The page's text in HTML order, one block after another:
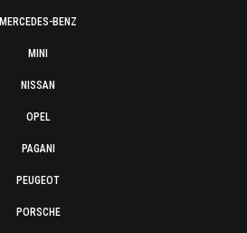
MERCEDES-BENZ
MINI
NISSAN
OPEL
PAGANI
PEUGEOT
PORSCHE